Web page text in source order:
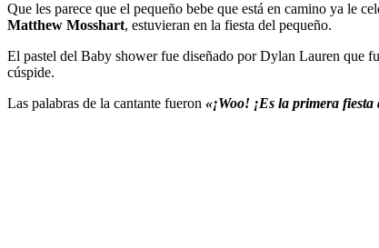
Que les parece que el pequeño bebe que está en camino ya le
Matthew Mosshart, estuvieran en la fiesta del pequeño.
El pastel del Baby shower fue diseñado por Dylan Lauren que
cúspide.
Las palabras de la cantante fueron «¡Woo! ¡Es la primera fiesta